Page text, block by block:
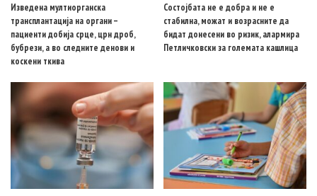
Изведена мултиорганска
трансплантација на органи –
пациенти добија срце, црн дроб,
бубрези, а во следните денови и
коскени ткива
Состојбата не е добра и не е
стабилна, можат и возрасните да
бидат донесени во ризик, алармира
Петличковски за големата кашлица